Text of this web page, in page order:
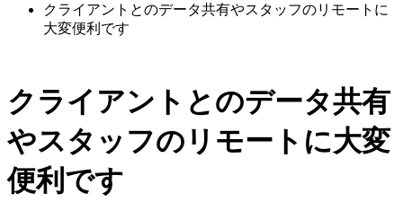
クライアントとのデータ共有やスタッフのリモートに
大変便利です
クライアントとのデータ共有
やスタッフのリモートに大変
便利です